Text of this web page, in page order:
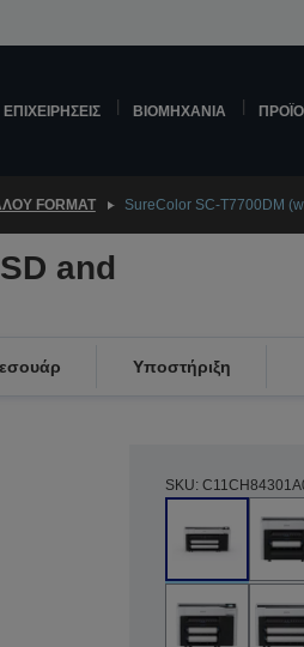
ΕΠΙΧΕΙΡΉΣΕΙΣ ΒΙΟΜΗΧΑΝΊΑ
FORMAT SureColor SC-T7700DM
and
Υποστήριξη
SKU: